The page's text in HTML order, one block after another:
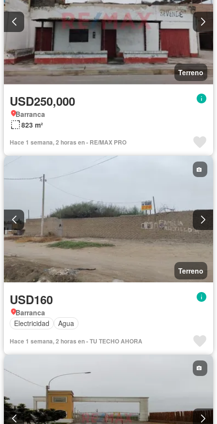
Terreno
USD250,000
Barranca
823 m²
Hace 1 semana, 2 horas en - RE/MAX PRO
Terreno
USD160
Barranca
Electricidad
Agua
Hace 1 semana, 2 horas en - TU TECHO AHORA